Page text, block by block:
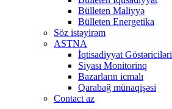
Bülleten Maliyyə
Bülleten Energetika
Söz istəyirəm
ASTNA
İqtisadiyyat Göstəriciləri
Siyası Monitorinq
Bazarların icmalı
Qarabağ münaqişəsi
Contact az